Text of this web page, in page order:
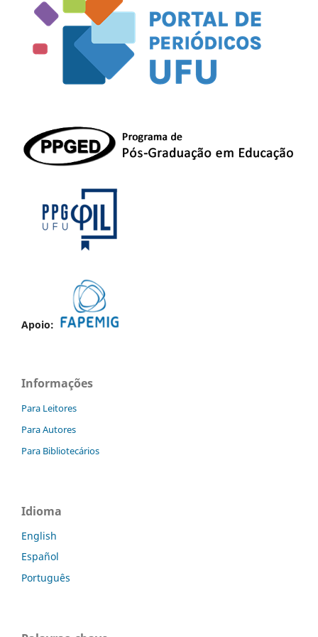
Apoio:
Informações
Para Leitores
Para Autores
Para Bibliotecários
Idioma
English
Español
Português